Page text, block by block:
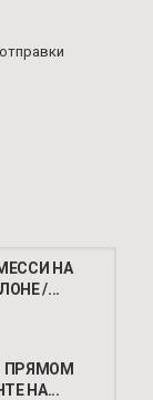
НА
/...
ПРЯМОМ
НА...